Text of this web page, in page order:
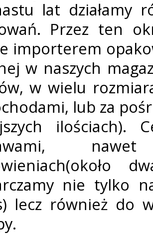
lat działamy
Przez ten
importerem
w naszych
w wielu
lub za
ilościach).
nie tylko
lecz również do